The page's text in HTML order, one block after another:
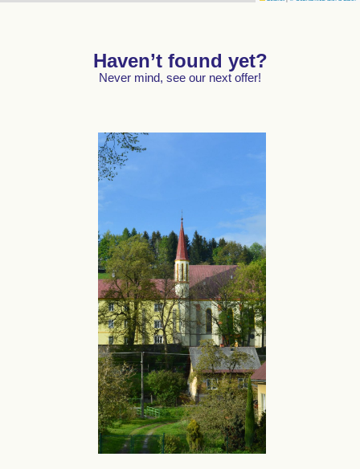
Haven’t found yet?
Never mind, see our next offer!